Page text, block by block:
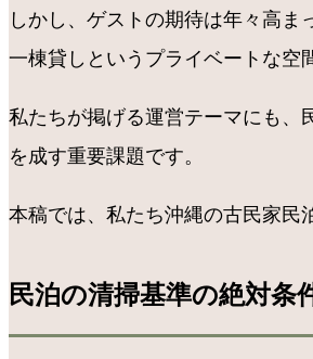
しかし、ゲストの期待は年々高ま
一棟貸しというプライベートな空
私たちが掲げる運営テーマにも、
を成す重要課題です。
本稿では、私たち沖縄の古民家民
民泊の清掃基準の絶対条